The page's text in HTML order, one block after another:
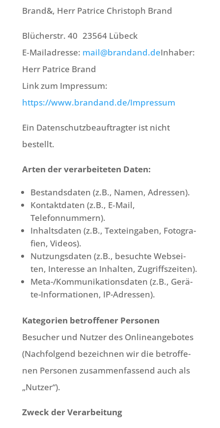
Brand&, Herr Patri­ce Chri­stoph Brand
Blü­cher­str. 40 23564 Lübeck
E‑Mailadresse: mail@brandand.deInha­ber:
Herr Patri­ce Brand
Link zum Impres­sum:
https://www.brandand.de/Impressum
Ein Daten­schutz­be­auf­trag­ter ist nicht
bestellt.
Arten der ver­ar­bei­te­ten Daten:
Bestands­da­ten (z.B., Namen, Adressen).
Kon­takt­da­ten (z.B., E‑Mail,
Telefonnummern).
Inhalts­da­ten (z.B., Text­ein­ga­ben, Foto­gra­
fien, Videos).
Nut­zungs­da­ten (z.B., besuch­te Web­sei­
ten, Inter­es­se an Inhal­ten, Zugriffszeiten).
Meta-/Kom­mu­ni­ka­ti­ons­da­ten (z.B., Gerä­
te-Infor­ma­tio­nen, IP-Adressen).
Kate­go­rien betrof­fe­ner Per­so­nen
Besu­cher und Nut­zer des Online­an­ge­bo­tes
(Nach­fol­gend bezeich­nen wir die betrof­fe­
nen Per­so­nen zusam­men­fas­send auch als
„Nut­zer“).
Zweck der Verarbeitung